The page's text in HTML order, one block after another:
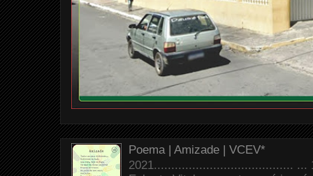
Poema | Amizade | VCEV*
2021........................................ ...